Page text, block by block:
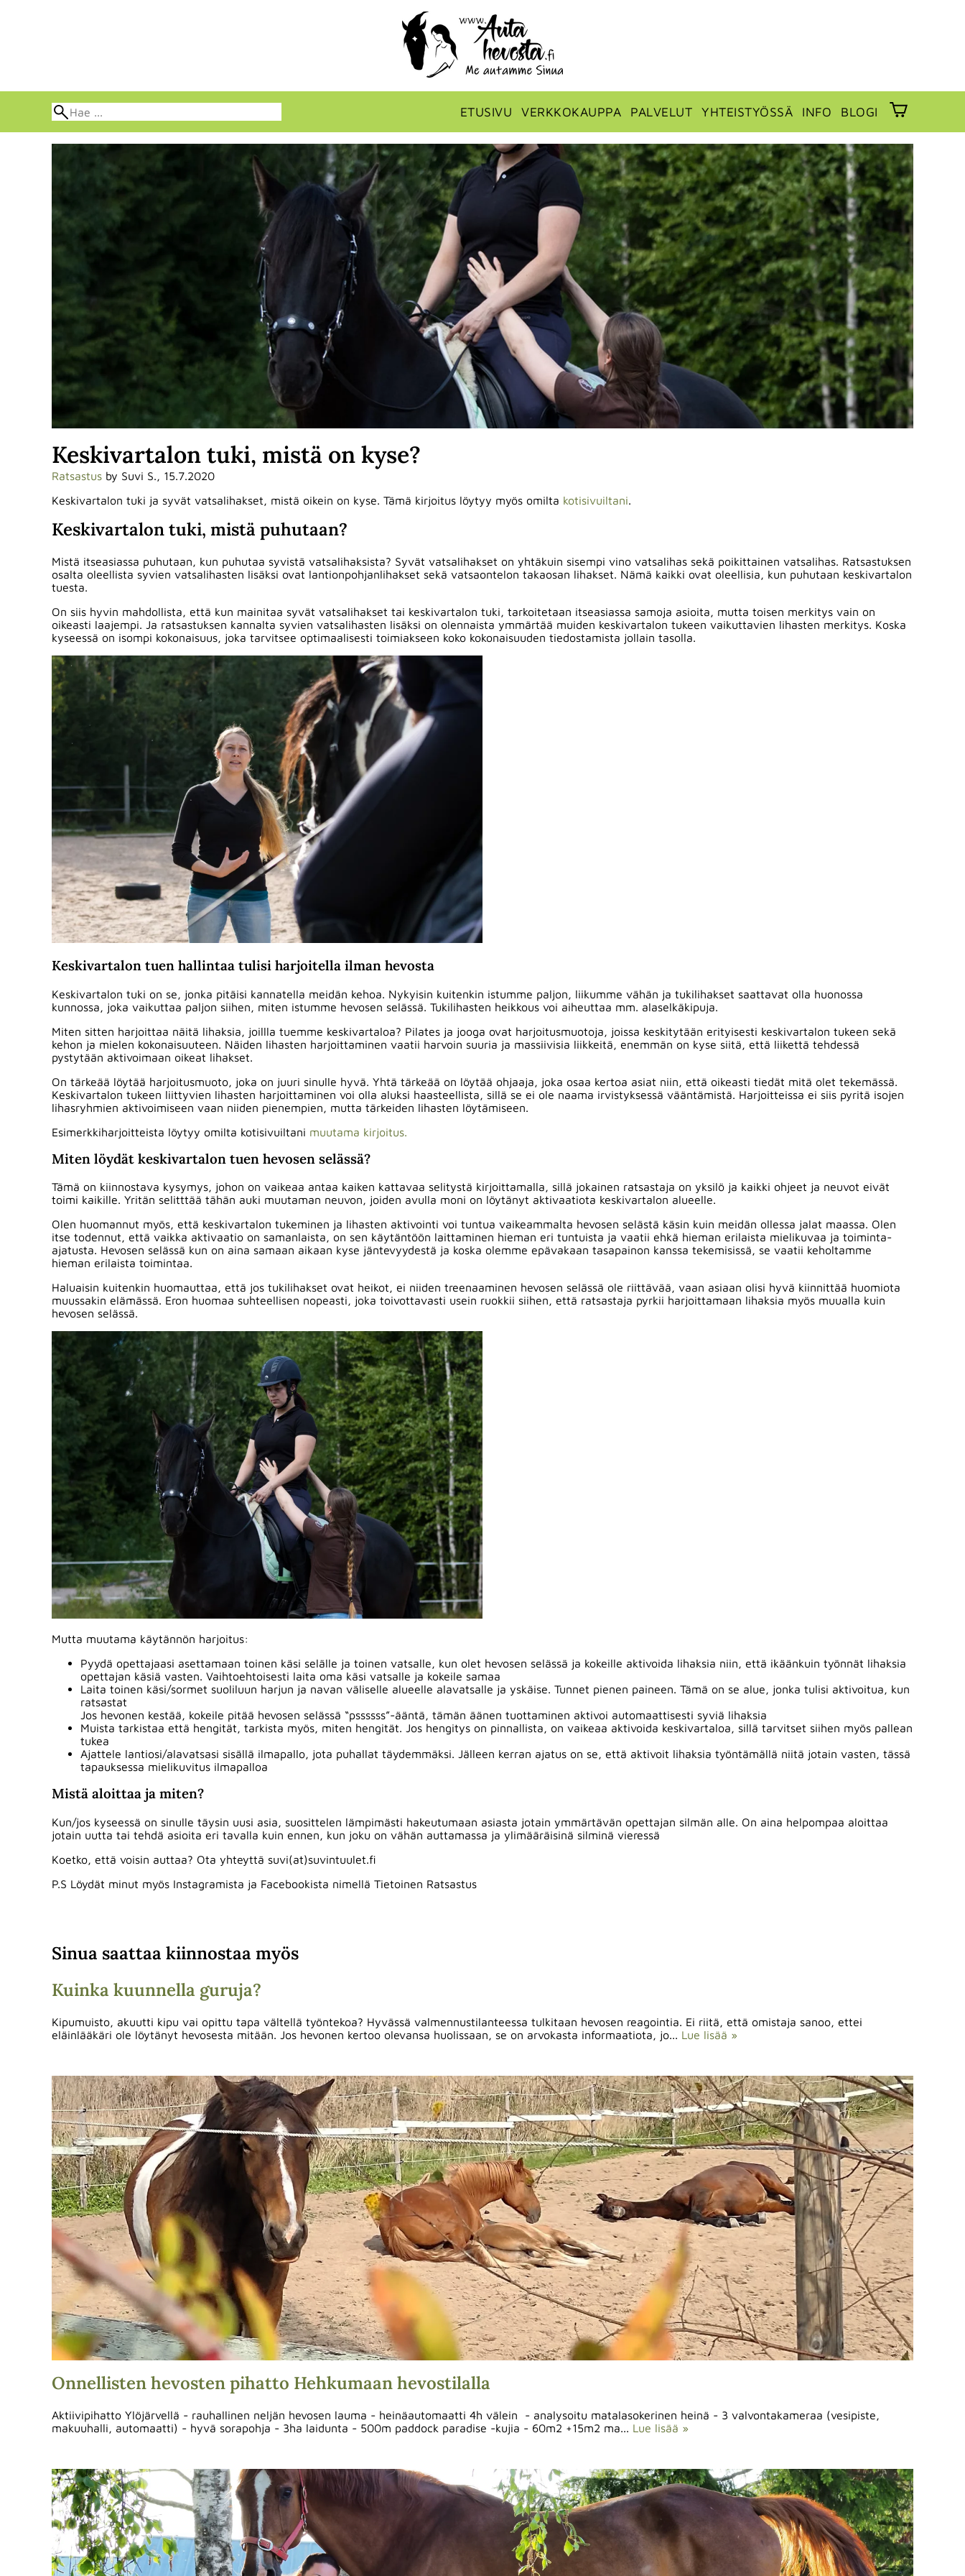
ETUSIVU VERKKOKAUPPA PALVELUT YHTEISTYÖSSÄ INFO BLOGI
Keskivartalon tuki, mistä on kyse?
Ratsastus by Suvi S., 15.7.2020
Keskivartalon tuki ja syvät vatsalihakset, mistä oikein on kyse. Tämä kirjoitus löytyy myös omilta kotisivuiltani.
Keskivartalon tuki, mistä puhutaan?
Mistä itseasiassa puhutaan, kun puhutaa syvistä vatsalihaksista? Syvät vatsalihakset on yhtäkuin sisempi vino vatsalihas sekä poikittainen vatsalihas. Ratsastuksen
osalta oleellista syvien vatsalihasten lisäksi ovat lantionpohjanlihakset sekä vatsaontelon takaosan lihakset. Nämä kaikki ovat oleellisia, kun puhutaan keskivartalon
tuesta.
On siis hyvin mahdollista, että kun mainitaa syvät vatsalihakset tai keskivartalon tuki, tarkoitetaan itseasiassa samoja asioita, mutta toisen merkitys vain on
oikeasti laajempi. Ja ratsastuksen kannalta syvien vatsalihasten lisäksi on olennaista ymmärtää muiden keskivartalon tukeen vaikuttavien lihasten merkitys. Koska
kyseessä on isompi kokonaisuus, joka tarvitsee optimaalisesti toimiakseen koko kokonaisuuden tiedostamista jollain tasolla.
Keskivartalon tuen hallintaa tulisi harjoitella ilman hevosta
Keskivartalon tuki on se, jonka pitäisi kannatella meidän kehoa. Nykyisin kuitenkin istumme paljon, liikumme vähän ja tukilihakset saattavat olla huonossa
kunnossa, joka vaikuttaa paljon siihen, miten istumme hevosen selässä. Tukilihasten heikkous voi aiheuttaa mm. alaselkäkipuja.
Miten sitten harjoittaa näitä lihaksia, joillla tuemme keskivartaloa? Pilates ja jooga ovat harjoitusmuotoja, joissa keskitytään erityisesti keskivartalon tukeen sekä
kehon ja mielen kokonaisuuteen. Näiden lihasten harjoittaminen vaatii harvoin suuria ja massiivisia liikkeitä, enemmän on kyse siitä, että liikettä tehdessä
pystytään aktivoimaan oikeat lihakset.
On tärkeää löytää harjoitusmuoto, joka on juuri sinulle hyvä. Yhtä tärkeää on löytää ohjaaja, joka osaa kertoa asiat niin, että oikeasti tiedät mitä olet tekemässä.
Keskivartalon tukeen liittyvien lihasten harjoittaminen voi olla aluksi haasteellista, sillä se ei ole naama irvistyksessä vääntämistä. Harjoitteissa ei siis pyritä isojen
lihasryhmien aktivoimiseen vaan niiden pienempien, mutta tärkeiden lihasten löytämiseen.
Esimerkkiharjoitteista löytyy omilta kotisivuiltani muutama kirjoitus.
Miten löydät keskivartalon tuen hevosen selässä?
Tämä on kiinnostava kysymys, johon on vaikeaa antaa kaiken kattavaa selitystä kirjoittamalla, sillä jokainen ratsastaja on yksilö ja kaikki ohjeet ja neuvot eivät
toimi kaikille. Yritän selitttää tähän auki muutaman neuvon, joiden avulla moni on löytänyt aktivaatiota keskivartalon alueelle.
Olen huomannut myös, että keskivartalon tukeminen ja lihasten aktivointi voi tuntua vaikeammalta hevosen selästä käsin kuin meidän ollessa jalat maassa. Olen
itse todennut, että vaikka aktivaatio on samanlaista, on sen käytäntöön laittaminen hieman eri tuntuista ja vaatii ehkä hieman erilaista mielikuvaa ja toiminta-
ajatusta. Hevosen selässä kun on aina samaan aikaan kyse jäntevyydestä ja koska olemme epävakaan tasapainon kanssa tekemisissä, se vaatii keholtamme
hieman erilaista toimintaa.
Haluaisin kuitenkin huomauttaa, että jos tukilihakset ovat heikot, ei niiden treenaaminen hevosen selässä ole riittävää, vaan asiaan olisi hyvä kiinnittää huomiota
muussakin elämässä. Eron huomaa suhteellisen nopeasti, joka toivottavasti usein ruokkii siihen, että ratsastaja pyrkii harjoittamaan lihaksia myös muualla kuin
hevosen selässä.
Mutta muutama käytännön harjoitus:
Pyydä opettajaasi asettamaan toinen käsi selälle ja toinen vatsalle, kun olet hevosen selässä ja kokeille aktivoida lihaksia niin, että ikäänkuin työnnät lihaksia
opettajan käsiä vasten. Vaihtoehtoisesti laita oma käsi vatsalle ja kokeile samaa
Laita toinen käsi/sormet suoliluun harjun ja navan väliselle alueelle alavatsalle ja yskäise. Tunnet pienen paineen. Tämä on se alue, jonka tulisi aktivoitua, kun
ratsastat
Jos hevonen kestää, kokeile pitää hevosen selässä “pssssss”-ääntä, tämän äänen tuottaminen aktivoi automaattisesti syviä lihaksia
Muista tarkistaa että hengität, tarkista myös, miten hengität. Jos hengitys on pinnallista, on vaikeaa aktivoida keskivartaloa, sillä tarvitset siihen myös pallean
tukea
Ajattele lantiosi/alavatsasi sisällä ilmapallo, jota puhallat täydemmäksi. Jälleen kerran ajatus on se, että aktivoit lihaksia työntämällä niitä jotain vasten, tässä
tapauksessa mielikuvitus ilmapalloa
Mistä aloittaa ja miten?
Kun/jos kyseessä on sinulle täysin uusi asia, suosittelen lämpimästi hakeutumaan asiasta jotain ymmärtävän opettajan silmän alle. On aina helpompaa aloittaa
jotain uutta tai tehdä asioita eri tavalla kuin ennen, kun joku on vähän auttamassa ja ylimääräisinä silminä vieressä
Koetko, että voisin auttaa? Ota yhteyttä suvi(at)suvintuulet.fi
P.S Löydät minut myös Instagramista ja Facebookista nimellä Tietoinen Ratsastus
Sinua saattaa kiinnostaa myös
Kuinka kuunnella guruja?
Kipumuisto, akuutti kipu vai opittu tapa vältellä työntekoa? Hyvässä valmennustilanteessa tulkitaan hevosen reagointia. Ei riitä, että omistaja sanoo, ettei
eläinlääkäri ole löytänyt hevosesta mitään. Jos hevonen kertoo olevansa huolissaan, se on arvokasta informaatiota, jo... Lue lisää »
Onnellisten hevosten pihatto Hehkumaan hevostilalla
Aktiivipihatto Ylöjärvellä - rauhallinen neljän hevosen lauma - heinäautomaatti 4h välein - analysoitu matalasokerinen heinä - 3 valvontakameraa (vesipiste,
makuuhalli, automaatti) - hyvä sorapohja - 3ha laidunta - 500m paddock paradise -kujia - 60m2 +15m2 ma... Lue lisää »